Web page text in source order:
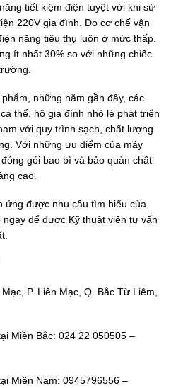
tiết kiệm điện tuyệt vời khi sử
220V gia đình. Do cơ chế vận
năng tiêu thụ luôn ở mức thấp.
ít nhất 30% so với những chiếc
những năm gần đây, các
thể, hộ gia đình nhỏ lẻ phát triển
với quy trình sạch, chất lượng
Với những ưu điểm của máy
gói bao bì và bảo quản chất
cao.
ứng được nhu cầu tìm hiểu của
để được Kỹ thuật viên tư vấn
P. Liên Mạc, Q. Bắc Từ Liêm,
Miền Bắc: 024 22 050505 –
Miền Nam: 0945796556 –